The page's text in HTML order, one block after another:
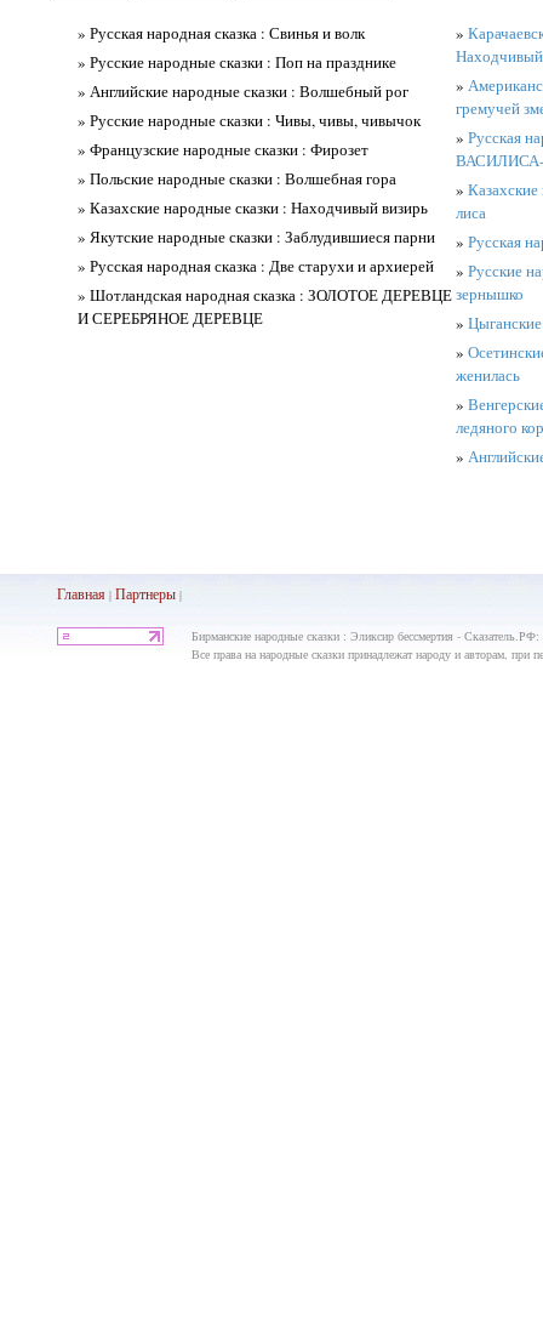
» Русская народная сказка : Свинья и волк
» Русские народные сказки : Поп на празднике
» Английские народные сказки : Волшебный рог
» Русские народные сказки : Чивы, чивы, чивычок
» Французские народные сказки : Фирозет
» Польские народные сказки : Волшебная гора
» Казахские народные сказки : Находчивый визирь
» Якутские народные сказки : Заблудившиеся парни
» Русская народная сказка : Две старухи и архиерей
» Шотландская народная сказка : ЗОЛОТОЕ ДЕРЕВЦЕ
И СЕРЕБРЯНОЕ ДЕРЕВЦЕ
»
»
гремучей
» Русская
»
лиса
» Русская
» Русские
зернышко
»
»
женилась
»
ледяного
»
Главная| Партнеры|
Бирманские народные сказки : Эликсир бессмертия -
Все права на народные сказки принадлежат народу и авторам, при